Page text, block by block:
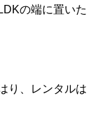
の端に置いた
り、レンタルは